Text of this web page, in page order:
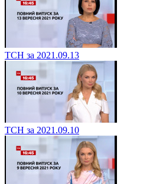
ТСН за 2021.09.13
ТСН за 2021.09.10